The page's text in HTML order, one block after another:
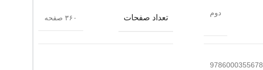
دوم
تعداد صفحات ۳۶۰ صفحه
9786000355678